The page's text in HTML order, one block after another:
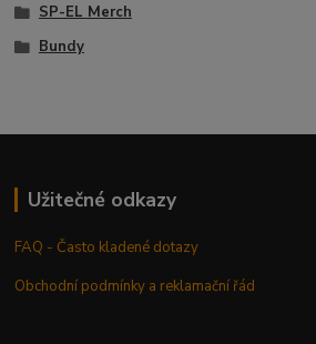
SP-EL Merch
Bundy
Užitečné odkazy
FAQ - Často kladené dotazy
Obchodní podmínky a reklamační řád